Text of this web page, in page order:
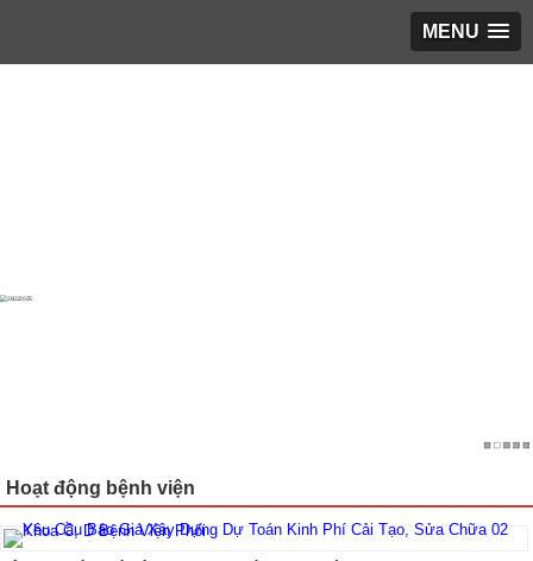
MENU
Hoạt động KH&ĐT
ĐĂNG KÝ KHÁM ▼
Hoạt động bệnh viện